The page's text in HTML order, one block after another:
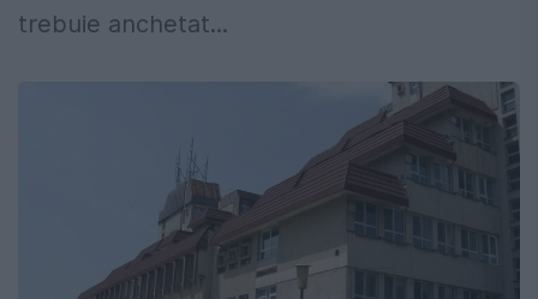
trebuie anchetat...